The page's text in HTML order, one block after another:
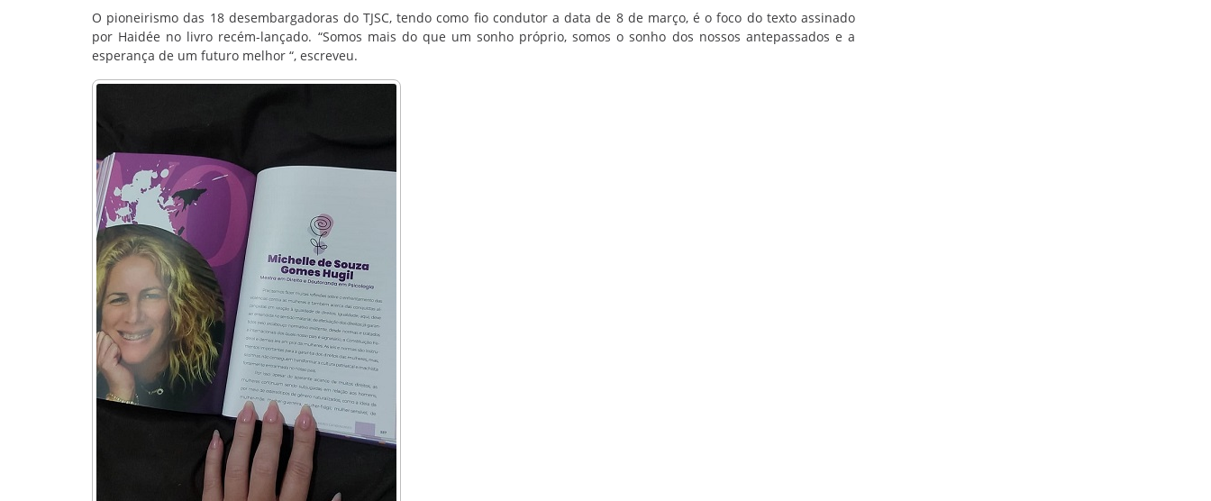
O pioneirismo das 18 desembargadoras do TJSC, tendo como fio condutor a data de 8 de março, é o foco do texto assinado
por Haidée no livro recém-lançado. “Somos mais do que um sonho próprio, somos o sonho dos nossos antepassados e a
esperança de um futuro melhor “, escreveu.